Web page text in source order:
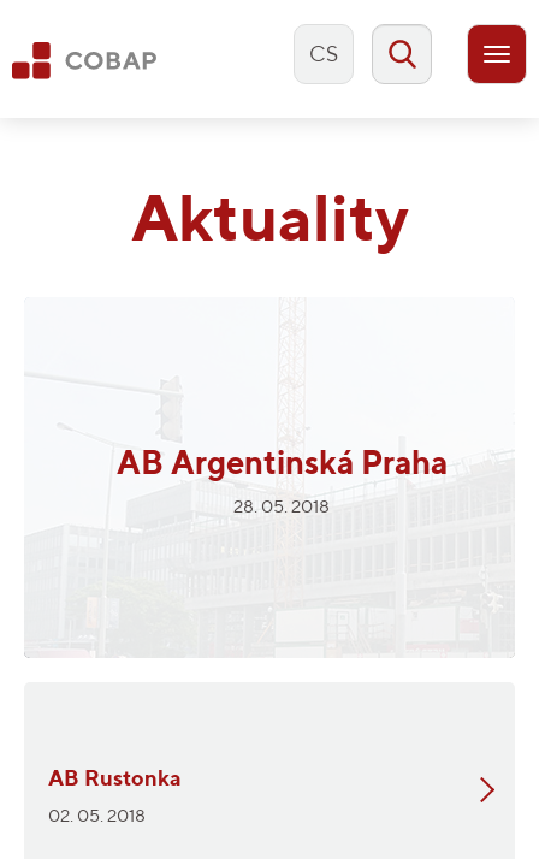
CS
Aktuality
AB Argentinská Praha
28. 05. 2018
AB Rustonka
02. 05. 2018